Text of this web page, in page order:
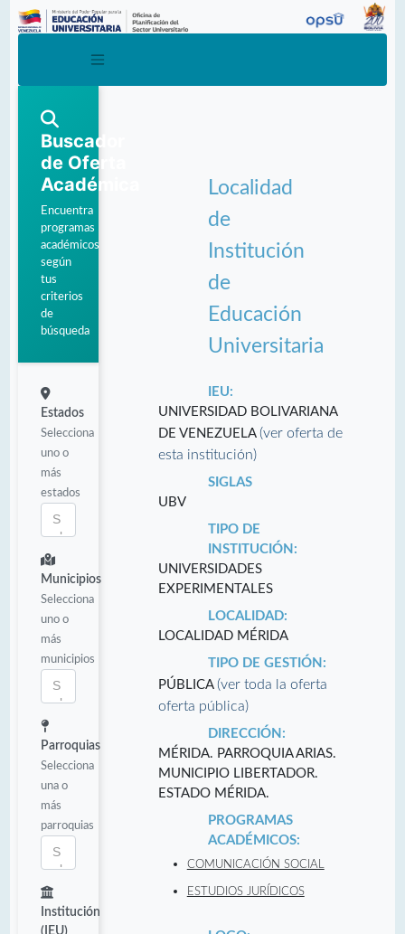
Buscador
de Oferta
Académica
Encuentra
programas
académicos
según
tus
criterios
de
búsqueda
Estados
Selecciona
uno o
más
estados
Municipios
Selecciona
uno o
más
municipios
Parroquias
Selecciona
una o
más
parroquias
Institución
(IEU)
Localidad
de
Institución
de
Educación
Universitaria
IEU:
UNIVERSIDAD BOLIVARIANA
DE VENEZUELA (ver oferta de
esta institución)
SIGLAS
UBV
TIPO DE
INSTITUCIÓN:
UNIVERSIDADES
EXPERIMENTALES
LOCALIDAD:
LOCALIDAD MÉRIDA
TIPO DE GESTIÓN:
PÚBLICA (ver toda la oferta
oferta pública)
DIRECCIÓN:
MÉRIDA. PARROQUIA ARIAS.
MUNICIPIO LIBERTADOR.
ESTADO MÉRIDA.
PROGRAMAS
ACADÉMICOS:
COMUNICACIÓN SOCIAL
ESTUDIOS JURÍDICOS